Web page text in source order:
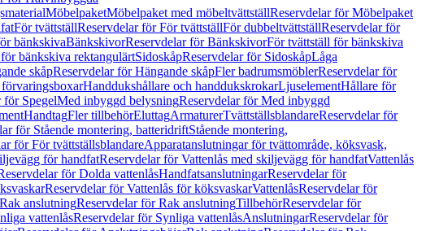
MöbelpaketMöbelpaket med möbeltvättställReservdelar för Möbelpaket
För tvättställReservdelar för För tvättställFör dubbeltvättställReservdelar för
bänkskivaBänkskivorReservdelar för BänkskivorFör tvättställ för bänkskiva
bänkskiva rektangulärtSidoskåpReservdelar för SidoskåpLåga
skåpReservdelar för Hängande skåpFler badrumsmöblerReservdelar för
Handdukshållare och handdukskrokarLjuselementHållare för
för SpegelMed inbyggd belysningReservdelar för Med inbyggd
HandtagFler tillbehörEluttagArmaturerTvättställsblandareReservdelar för
för Stående montering, batteridriftStående montering,
för För tvättställsblandareApparatanslutningar för tvättområde, köksvask,
för handfatReservdelar för Vattenlås med skiljevägg för handfatVattenlås
för Dolda vattenlåsHandfatsanslutningarReservdelar för
Reservdelar för Vattenlås för köksvaskarVattenlåsReservdelar för
Rak anslutningReservdelar för Rak anslutningTillbehörReservdelar för
vattenlåsReservdelar för Synliga vattenlåsAnslutningarReservdelar för